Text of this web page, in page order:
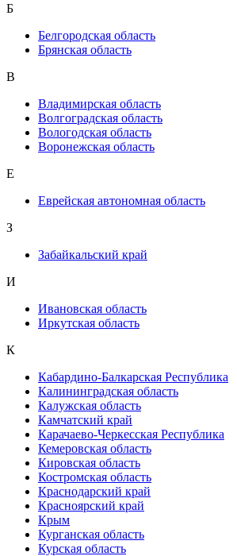
Б
Белгородская область
Брянская область
В
Владимирская область
Волгоградская область
Вологодская область
Воронежская область
Е
Еврейская автономная область
З
Забайкальский край
И
Ивановская область
Иркутская область
К
Кабардино-Балкарская Республика
Калининградская область
Калужская область
Камчатский край
Карачаево-Черкесская Республика
Кемеровская область
Кировская область
Костромская область
Краснодарский край
Красноярский край
Крым
Курганская область
Курская область